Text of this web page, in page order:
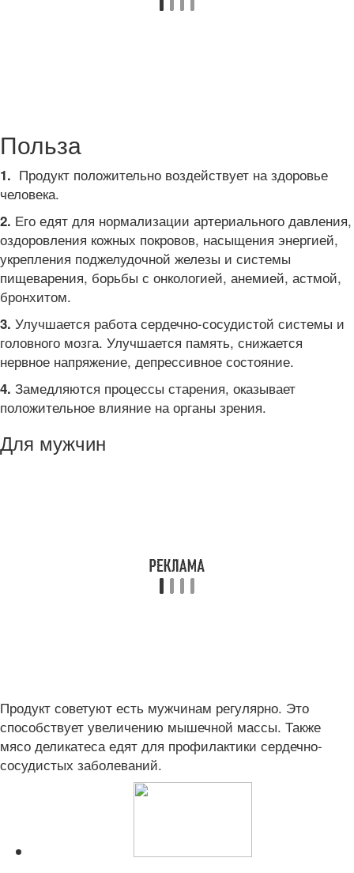
Польза
1. Продукт положительно воздействует на здоровье
человека.
2. Его едят для нормализации артериального давления,
оздоровления кожных покровов, насыщения энергией,
укрепления поджелудочной железы и системы
пищеварения, борьбы с онкологией, анемией, астмой,
бронхитом.
3. Улучшается работа сердечно-сосудистой системы и
головного мозга. Улучшается память, снижается
нервное напряжение, депрессивное состояние.
4. Замедляются процессы старения, оказывает
положительное влияние на органы зрения.
Для мужчин
Продукт советуют есть мужчинам регулярно. Это
способствует увеличению мышечной массы. Также
мясо деликатеса едят для профилактики сердечно-
сосудистых заболеваний.